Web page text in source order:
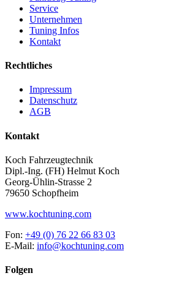
Service
Unternehmen
Tuning Infos
Kontakt
Rechtliches
Impressum
Datenschutz
AGB
Kontakt
Koch Fahrzeugtechnik
Dipl.-Ing. (FH) Helmut Koch
Georg-Ühlin-Strasse 2
79650 Schopfheim
www.kochtuning.com
Fon: +49 (0) 76 22 66 83 03
E-Mail: info@kochtuning.com
Folgen